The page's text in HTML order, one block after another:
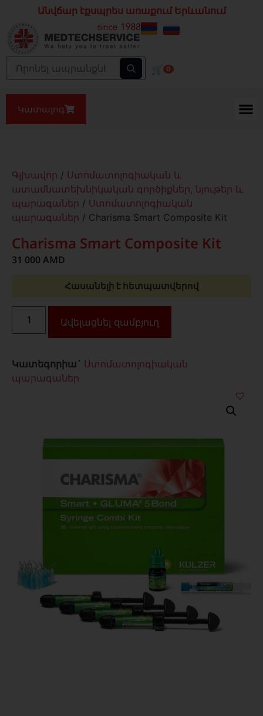
Անվճար էքսպրես առաքում Երևանում
🛒 0
Կատալոգ
Գլխավոր / Ստոմատոլոգիական և
ատամնատեխնիկական գործիքներ, նյութեր և
պարագաներ / Ստոմատոլոգիական
պարագաներ / Charisma Smart Composite Kit
Charisma Smart Composite Kit
31 000 AMD
Հասանելի է հետպատվերով
Ավելացնել զամբյուղ
Կատեգորիա` Ստոմատոլոգիական
պարագաներ